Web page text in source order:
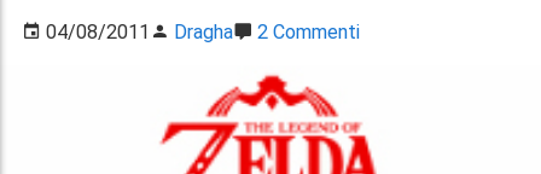
04/08/2011 Dragha 2 Commenti